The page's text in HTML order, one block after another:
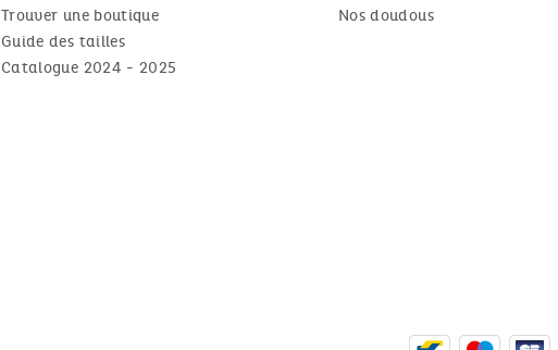
Trouver une boutique
Guide des tailles
Catalogue 2024 - 2025
Nos doudous